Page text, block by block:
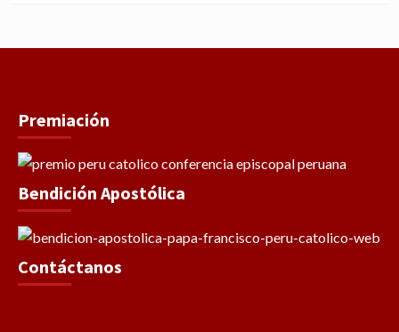
Premiación
Bendición Apostólica
Contáctanos